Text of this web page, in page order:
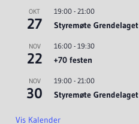
OKT
27
19:00- 21:00
Styremøte Grendelaget
NOV
22
16:00- 19:30
+70 festen
NOV
30
19:00- 21:00
Styremøte Grendelaget
Vis Kalender